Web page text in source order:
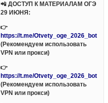
📲 ДОСТУП К МАТЕРИАЛАМ ОГЭ
29 ИЮНЯ:
👉
https://t.me/Otvety_oge_2026_bot
(Рекомендуем использовать
VPN или прокси)
👉
https://t.me/Otvety_oge_2026_bot
(Рекомендуем использовать
VPN или прокси)